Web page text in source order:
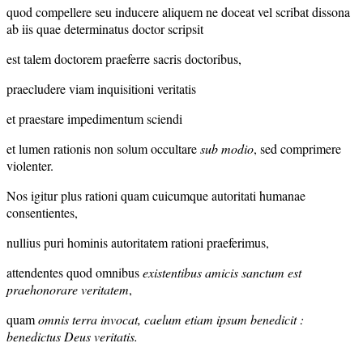
quod compellere seu inducere aliquem ne doceat vel scribat dissona
ab iis quae determinatus doctor scripsit
est talem doctorem praeferre sacris doctoribus,
praecludere viam inquisitioni veritatis
et praestare impedimentum sciendi
et lumen rationis non solum occultaresub modio, sed comprimere
violenter.
Nos igitur plus rationi quam cuicumque autoritati humanae
consentientes,
nullius puri hominis autoritatem rationi praeferimus,
attendentes quod omnibusexistentibus amicis sanctum est
praehonorare veritatem,
quamomnis terra invocat, caelum etiam ipsum benedicit :
benedictus Deus veritatis.